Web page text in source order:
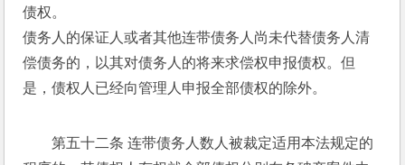
债权。
债务人的保证人或者其他连带债务人尚未代替债务人清
偿债务的，以其对债务人的将来求偿权申报债权。但
是，债权人已经向管理人申报全部债权的除外。
第五十二条 连带债务人数人被裁定适用本法规定的